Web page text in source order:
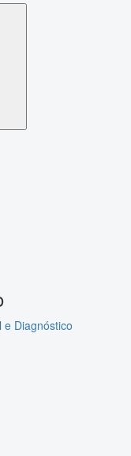
e Diagnóstico